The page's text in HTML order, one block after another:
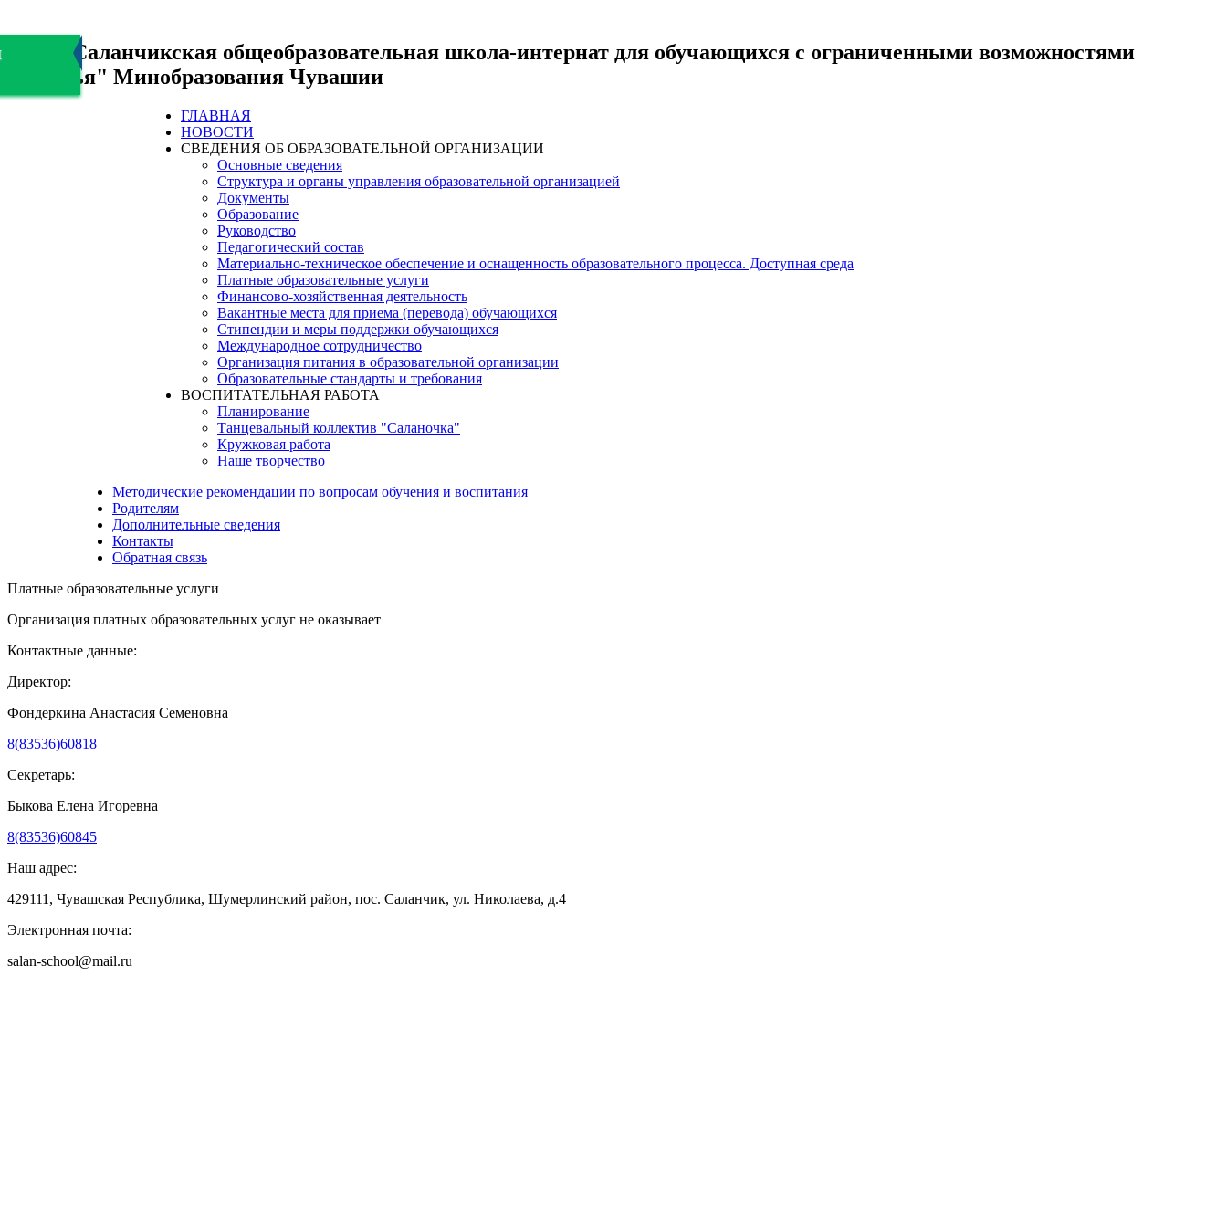
БОУ "Саланчикская общеобразовательная школа-интернат для обучающихся с ограниченными возможностями
здоровья" Минобразования Чувашии
ГЛАВНАЯ
НОВОСТИ
СВЕДЕНИЯ ОБ ОБРАЗОВАТЕЛЬНОЙ ОРГАНИЗАЦИИ
Основные сведения
Структура и органы управления образовательной организацией
Документы
Образование
Руководство
Педагогический состав
Материально-техническое обеспечение и оснащенность образовательного процесса. Доступная среда
Платные образовательные услуги
Финансово-хозяйственная деятельность
Вакантные места для приема (перевода) обучающихся
Стипендии и меры поддержки обучающихся
Международное сотрудничество
Организация питания в образовательной организации
Образовательные стандарты и требования
ВОСПИТАТЕЛЬНАЯ РАБОТА
Планирование
Танцевальный коллектив "Саланочка"
Кружковая работа
Наше творчество
Методические рекомендации по вопросам обучения и воспитания
Родителям
Дополнительные сведения
Контакты
Обратная связь
Платные образовательные услуги
Организация платных образовательных услуг не оказывает
Контактные данные:
Директор:
Фондеркина Анастасия Семеновна
8(83536)60818
Секретарь:
Быкова Елена Игоревна
8(83536)60845
Наш адрес:
429111, Чувашская Республика, Шумерлинский район, пос. Саланчик, ул. Николаева, д.4
Электронная почта:
salan-school@mail.ru